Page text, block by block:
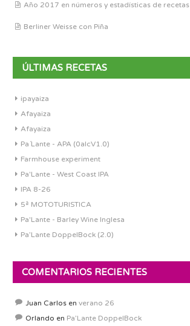
Año 2017 en números y estadísticas de recetas
Berliner Weisse con Piña
ÚLTIMAS RECETAS
ipayaiza
Afayaiza
Afayaiza
Pa´Lante - APA (0alcV1.0)
Farmhouse experiment
Pa'Lante - West Coast IPA
IPA 8-26
5ª MOTOTURISTICA
Pa'Lante - Barley Wine Inglesa
Pa’Lante DoppelBock (2.0)
COMENTARIOS RECIENTES
Juan Carlos en verano 26
Orlando en Pa’Lante DoppelBock